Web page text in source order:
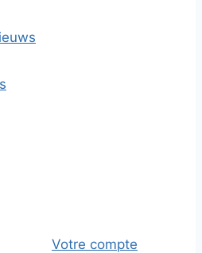
Votre compte